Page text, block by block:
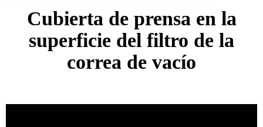
Cubierta de prensa en la
superficie del filtro de la
correa de vacío